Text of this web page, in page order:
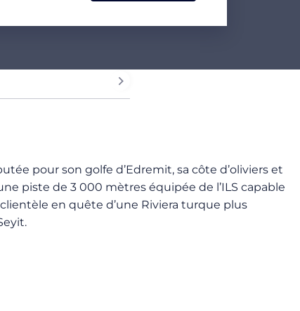
pour son golfe d’Edremit, sa côte d’oliviers et
piste de 3 000 mètres équipée de l’ILS capable
en quête d’une Riviera turque plus